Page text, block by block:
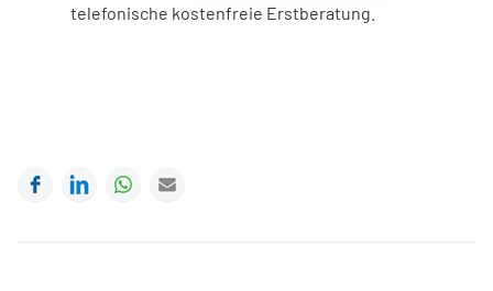
telefonische kostenfreie Erstberatung.
FacebookLinkedInWhatsApp